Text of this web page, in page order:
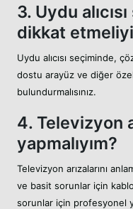
3. Uydu
dikkat
Uydu alıcısı seçiminde,
dostu arayüz ve diğer
bulundurmalısınız.
4. Televizyon
yapmalıyım?
Televizyon arızalarını
ve basit sorunlar için
sorunlar için profesyonel